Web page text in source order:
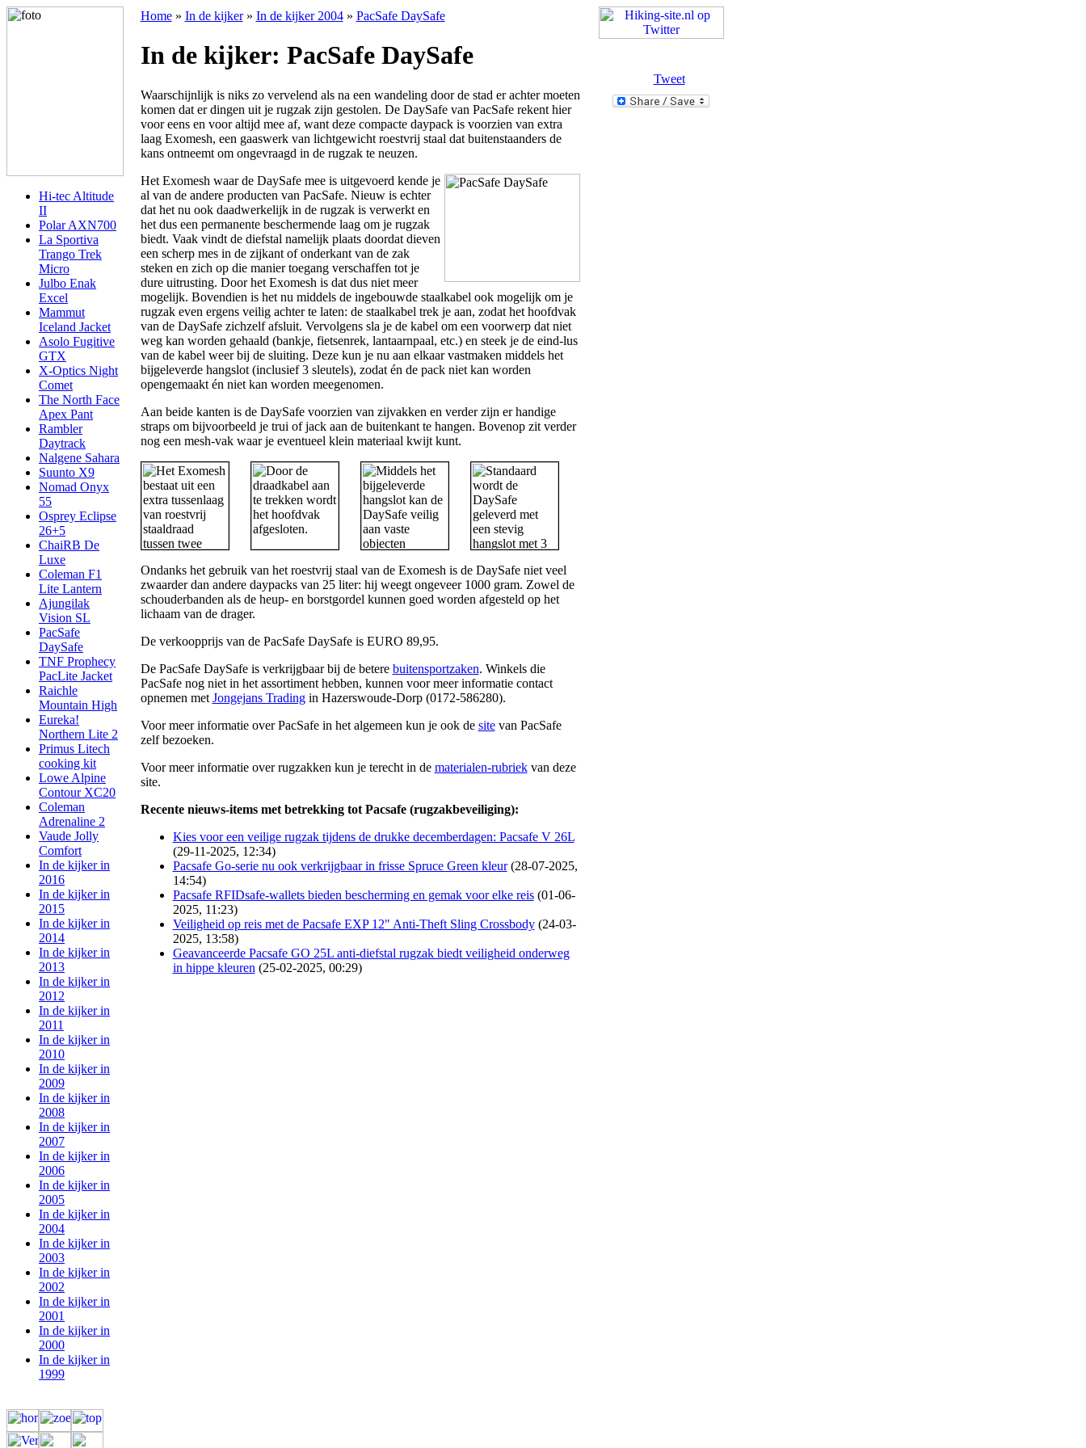
Hi-tec Altitude
II
Polar AXN700
La Sportiva
Trango Trek
Micro
Julbo Enak
Excel
Mammut
Iceland Jacket
Asolo Fugitive
GTX
X-Optics Night
Comet
The North Face
Apex Pant
Rambler
Daytrack
Nalgene Sahara
Suunto X9
Nomad Onyx
55
Osprey Eclipse
26+5
ChaiRB De
Luxe
Coleman F1
Lite Lantern
Ajungilak
Vision SL
PacSafe
DaySafe
TNF Prophecy
PacLite Jacket
Raichle
Mountain High
Eureka!
Northern Lite 2
Primus Litech
cooking kit
Lowe Alpine
Contour XC20
Coleman
Adrenaline 2
Vaude Jolly
Comfort
In de kijker in
2016
In de kijker in
2015
In de kijker in
2014
In de kijker in
2013
In de kijker in
2012
In de kijker in
2011
In de kijker in
2010
In de kijker in
2009
In de kijker in
2008
In de kijker in
2007
In de kijker in
2006
In de kijker in
2005
In de kijker in
2004
In de kijker in
2003
In de kijker in
2002
In de kijker in
2001
In de kijker in
2000
In de kijker in
1999
Home» In de kijker» In de kijker 2004» PacSafe DaySafe
In de kijker: PacSafe DaySafe
Waarschijnlijk is niks zo vervelend als na een wandeling door de stad er achter moeten
komen dat er dingen uit je rugzak zijn gestolen. De DaySafe van PacSafe rekent hier
voor eens en voor altijd mee af, want deze compacte daypack is voorzien van extra
laag Exomesh, een gaaswerk van lichtgewicht roestvrij staal dat buitenstaanders de
kans ontneemt om ongevraagd in de rugzak te neuzen.
Het Exomesh waar de DaySafe mee is uitgevoerd kende je
al van de andere producten van PacSafe. Nieuw is echter
dat het nu ook daadwerkelijk in de rugzak is verwerkt en
het dus een permanente beschermende laag om je rugzak
biedt. Vaak vindt de diefstal namelijk plaats doordat dieven
een scherp mes in de zijkant of onderkant van de zak
steken en zich op die manier toegang verschaffen tot je
dure uitrusting. Door het Exomesh is dat dus niet meer
mogelijk. Bovendien is het nu middels de ingebouwde staalkabel ook mogelijk om je
rugzak even ergens veilig achter te laten: de staalkabel trek je aan, zodat het hoofdvak
van de DaySafe zichzelf afsluit. Vervolgens sla je de kabel om een voorwerp dat niet
weg kan worden gehaald (bankje, fietsenrek, lantaarnpaal, etc.) en steek je de eind-lus
van de kabel weer bij de sluiting. Deze kun je nu aan elkaar vastmaken middels het
bijgeleverde hangslot (inclusief 3 sleutels), zodat én de pack niet kan worden
opengemaakt én niet kan worden meegenomen.
Aan beide kanten is de DaySafe voorzien van zijvakken en verder zijn er handige
straps om bijvoorbeeld je trui of jack aan de buitenkant te hangen. Bovenop zit verder
nog een mesh-vak waar je eventueel klein materiaal kwijt kunt.
Ondanks het gebruik van het roestvrij staal van de Exomesh is de DaySafe niet veel
zwaarder dan andere daypacks van 25 liter: hij weegt ongeveer 1000 gram. Zowel de
schouderbanden als de heup- en borstgordel kunnen goed worden afgesteld op het
lichaam van de drager.
De verkoopprijs van de PacSafe DaySafe is EURO 89,95.
De PacSafe DaySafe is verkrijgbaar bij de betere buitensportzaken. Winkels die
PacSafe nog niet in het assortiment hebben, kunnen voor meer informatie contact
opnemen met Jongejans Tradingin Hazerswoude-Dorp (0172-586280).
Voor meer informatie over PacSafe in het algemeen kun je ook de sitevan PacSafe
zelf bezoeken.
Voor meer informatie over rugzakken kun je terecht in de materialen-rubriekvan deze
site.
Recente nieuws-items met betrekking tot Pacsafe (rugzakbeveiliging):
Kies voor een veilige rugzak tijdens de drukke decemberdagen: Pacsafe V 26L
(29-11-2025, 12:34)
Pacsafe Go-serie nu ook verkrijgbaar in frisse Spruce Green kleur (28-07-2025,
14:54)
Pacsafe RFIDsafe-wallets bieden bescherming en gemak voor elke reis (01-06-
2025, 11:23)
Veiligheid op reis met de Pacsafe EXP 12" Anti-Theft Sling Crossbody (24-03-
2025, 13:58)
Geavanceerde Pacsafe GO 25L anti-diefstal rugzak biedt veiligheid onderweg
in hippe kleuren (25-02-2025, 00:29)
Tweet